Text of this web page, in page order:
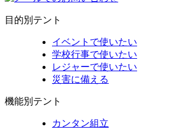
目的別テント
イベントで使いたい
学校行事で使いたい
レジャーで使いたい
災害に備える
機能別テント
カンタン組立